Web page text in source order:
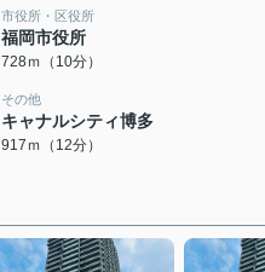
市役所・区役所
福岡市役所
728ｍ（10分）
その他
キャナルシティ博多
917ｍ（12分）